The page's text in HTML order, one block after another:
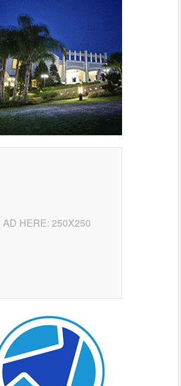
AD HERE: 250X250